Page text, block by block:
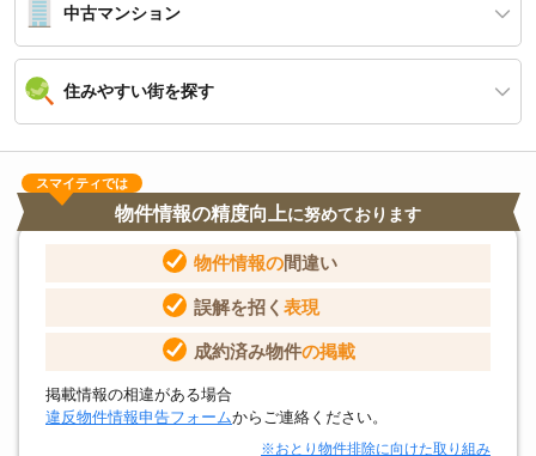
中古マンション
住みやすい街を探す
スマイティでは
物件情報の精度向上に努めております
物件情報の間違い
誤解を招く 表現
成約済み物件の掲載
掲載情報の相違がある場合
違反物件情報申告フォームからご連絡ください。
※おとり物件排除に向けた取り組み